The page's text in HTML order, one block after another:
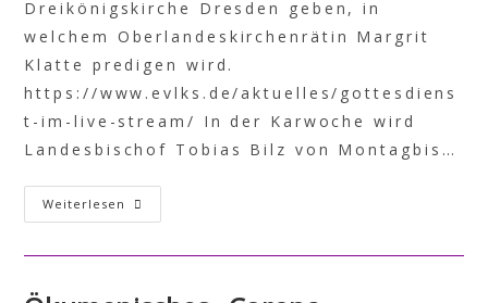
Dreikönigskirche Dresden geben, in
welchem Oberlandeskirchenrätin Margrit
Klatte predigen wird.
https://www.evlks.de/aktuelles/gottesdiens
t-im-live-stream/ In der Karwoche wird
Landesbischof Tobias Bilz von Montagbis…
Weiterlesen